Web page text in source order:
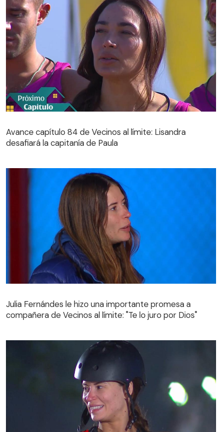
desafiará la capitanía de Paula
Avance capítulo 84 de Vecinos al límite: Lisandra
desafiará la capitanía de Paula
compañera de Vecinos al límite: "Te lo juro por Dios"
Julia Fernándes le hizo una importante promesa a
compañera de Vecinos al límite: "Te lo juro por Dios"